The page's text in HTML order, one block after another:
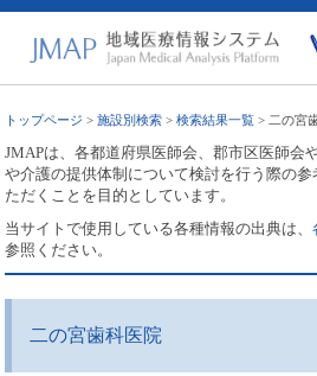
トップページ >施設別検索 >検索結果一覧 > 二の宮
JMAPは、各都道府県医師会、郡市区医師会
や介護の提供体制について検討を行う際の
ただくことを目的としています。
当サイトで使用している各種情報の出典は、
参照ください。
二の宮歯科医院